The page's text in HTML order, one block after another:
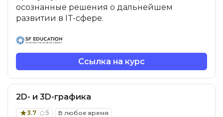
осознанные решения о дальнейшем
развитии в IT-сфере.
Ссылка на курс
2D- и 3D-графика
3.7 5 В любое время